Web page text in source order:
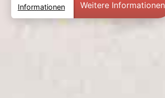
Informationen
Weitere Informationen